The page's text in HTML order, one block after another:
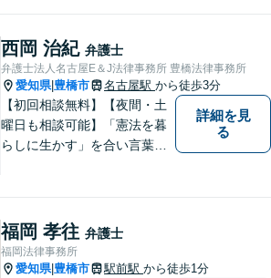
応対をさせていただきます。
お気軽にご相談ください。
西岡 治紀 弁護士
弁護士法人名古屋E＆J法律事務所 豊橋法律事務所
愛知県| 豊橋市 名古屋駅 から徒歩3分
【初回相談無料】【夜間・土
曜日も相談可能】「憲法を暮
らしに生かす」を合い言葉
がら、尽力させていただきま
すので、お気軽にお問い合わ
せ下さい。
詳細を見
る
福岡 孝往 弁護士
福岡法律事務所
愛知県| 豊橋市 駅前駅 から徒歩1分